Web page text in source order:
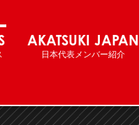
表 国際強化試合
AKATSUKI JAPAN
日本代表メンバー紹介